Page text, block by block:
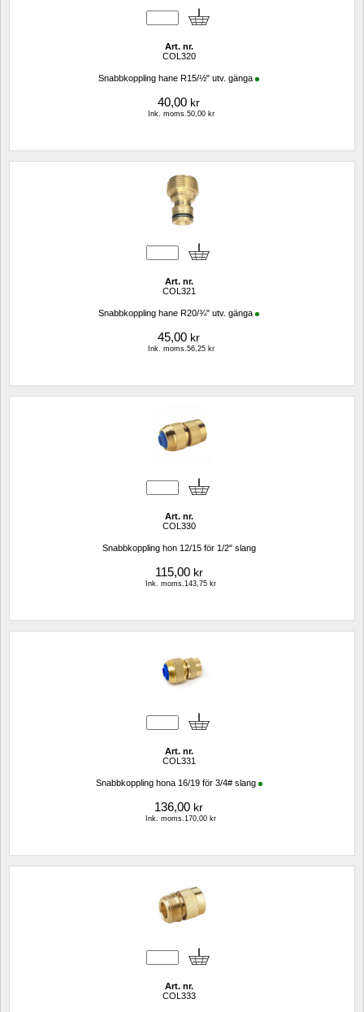
Art. nr.
COL320
Snabbkoppling hane R15/½" utv. gänga
40,00 kr
Ink. moms.50,00 kr
Art. nr.
COL321
Snabbkoppling hane R20/¾" utv. gänga
45,00 kr
Ink. moms.56,25 kr
Art. nr.
COL330
Snabbkoppling hon 12/15 för 1/2" slang
115,00kr
Ink. moms.143,75 kr
Art. nr.
COL331
Snabbkoppling hona 16/19 för 3/4# slang
136,00 kr
Ink. moms.170,00 kr
Art. nr.
COL333